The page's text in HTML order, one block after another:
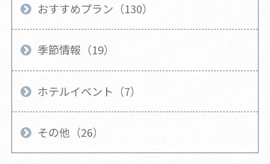
おすすめプラン（130）
季節情報（19）
ホテルイベント（7）
その他（26）